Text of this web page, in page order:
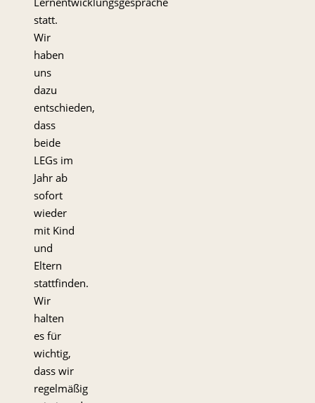
statt.
Wir
haben
uns
dazu
entschieden,
dass
beide
LEGs im
Jahr ab
sofort
wieder
mit Kind
und
Eltern
stattfinden.
Wir
halten
es für
wichtig,
dass wir
regelmäßig